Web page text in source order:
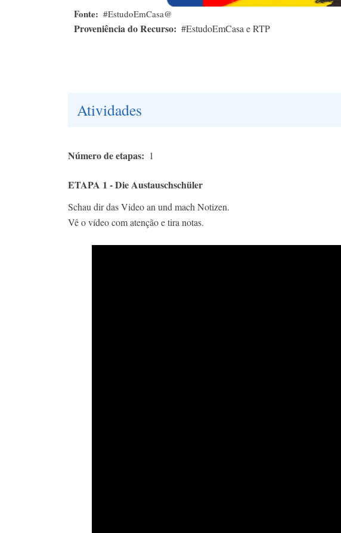
Fonte #EstudoEmCasa@
Proveniência do Recurso #EstudoEmCasa e RTP
Atividades
Número de etapas 1
ETAPA 1 - Die Austauschschüler
Schau dir das Video an und mach Notizen.
Vê o vídeo com atenção e tira notas.